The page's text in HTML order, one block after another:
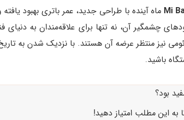
ماه آینده با طراحی جدید، عمر باتری بهبود
چشمگیر آن، نه تنها برای علاقه‌مندان به
نیز منتظر عرضه آن هستند. با نزدیک شدن به
باشید.
بود؟
به این مطلب امتیاز دهید!